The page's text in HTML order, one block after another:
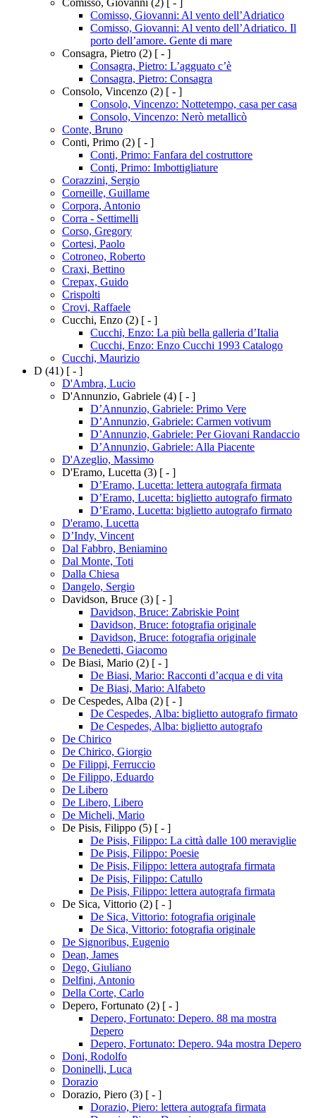
Comisso, Giovanni: Al vento dell’Adriatico
Comisso, Giovanni: Al vento dell’Adriatico. Il
porto dell’amore. Gente di mare
Consagra, Pietro (2) [ - ]
Consagra, Pietro: L’agguato c’è
Consagra, Pietro: Consagra
Consolo, Vincenzo (2) [ - ]
Consolo, Vincenzo: Nottetempo, casa per casa
Consolo, Vincenzo: Nerò metallicò
Conte, Bruno
Conti, Primo (2) [ - ]
Conti, Primo: Fanfara del costruttore
Conti, Primo: Imbottigliature
Corazzini, Sergio
Corneille, Guillame
Corpora, Antonio
Corra - Settimelli
Corso, Gregory
Cortesi, Paolo
Cotroneo, Roberto
Craxi, Bettino
Crepax, Guido
Crispolti
Crovi, Raffaele
Cucchi, Enzo (2) [ - ]
Cucchi, Enzo: La più bella galleria d’Italia
Cucchi, Enzo: Enzo Cucchi 1993 Catalogo
Cucchi, Maurizio
D (41) [ - ]
D'Ambra, Lucio
D'Annunzio, Gabriele (4) [ - ]
D’Annunzio, Gabriele: Primo Vere
D’Annunzio, Gabriele: Carmen votivum
D’Annunzio, Gabriele: Per Giovani Randaccio
D’Annunzio, Gabriele: Alla Piacente
D'Azeglio, Massimo
D'Eramo, Lucetta (3) [ - ]
D’Eramo, Lucetta: lettera autografa firmata
D’Eramo, Lucetta: biglietto autografo firmato
D’Eramo, Lucetta: biglietto autografo firmato
D'eramo, Lucetta
D’Indy, Vincent
Dal Fabbro, Beniamino
Dal Monte, Toti
Dalla Chiesa
Dangelo, Sergio
Davidson, Bruce (3) [ - ]
Davidson, Bruce: Zabriskie Point
Davidson, Bruce: fotografia originale
Davidson, Bruce: fotografia originale
De Benedetti, Giacomo
De Biasi, Mario (2) [ - ]
De Biasi, Mario: Racconti d’acqua e di vita
De Biasi, Mario: Alfabeto
De Cespedes, Alba (2) [ - ]
De Cespedes, Alba: biglietto autografo firmato
De Cespedes, Alba: biglietto autografo
De Chirico
De Chirico, Giorgio
De Filippi, Ferruccio
De Filippo, Eduardo
De Libero
De Libero, Libero
De Micheli, Mario
De Pisis, Filippo (5) [ - ]
De Pisis, Filippo: La città dalle 100 meraviglie
De Pisis, Filippo: Poesie
De Pisis, Filippo: lettera autografa firmata
De Pisis, Filippo: Catullo
De Pisis, Filippo: lettera autografa firmata
De Sica, Vittorio (2) [ - ]
De Sica, Vittorio: fotografia originale
De Sica, Vittorio: fotografia originale
De Signoribus, Eugenio
Dean, James
Dego, Giuliano
Delfini, Antonio
Della Corte, Carlo
Depero, Fortunato (2) [ - ]
Depero, Fortunato: Depero. 88 ma mostra
Depero
Depero, Fortunato: Depero. 94a mostra Depero
Doni, Rodolfo
Doninelli, Luca
Dorazio
Dorazio, Piero (3) [ - ]
Dorazio, Piero: lettera autografa firmata